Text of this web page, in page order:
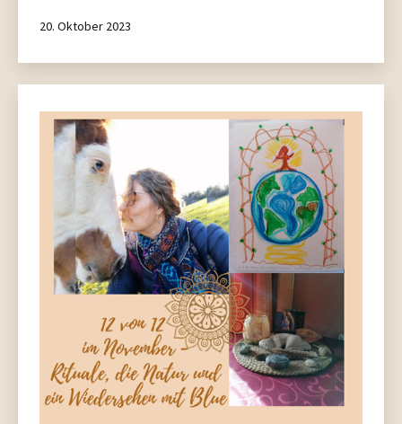
Published
20. Oktober 2023